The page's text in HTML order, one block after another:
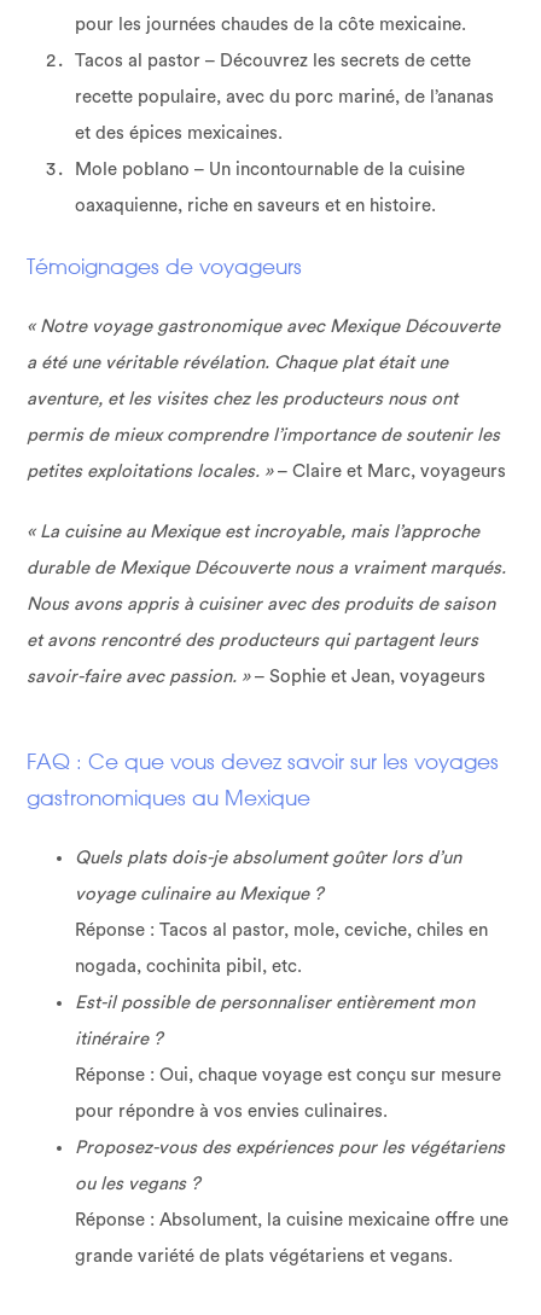
pour les journées chaudes de la côte mexicaine.
Tacos al pastor – Découvrez les secrets de cette
recette populaire, avec du porc mariné, de l’ananas
et des épices mexicaines.
Mole poblano – Un incontournable de la cuisine
oaxaquienne, riche en saveurs et en histoire.
Témoignages de voyageurs
« Notre voyage gastronomique avec Mexique Découverte
a été une véritable révélation. Chaque plat était une
aventure, et les visites chez les producteurs nous ont
permis de mieux comprendre l’importance de soutenir les
petites exploitations locales. »– Claire et Marc, voyageurs
« La cuisine au Mexique est incroyable, mais l’approche
durable de Mexique Découverte nous a vraiment marqués.
Nous avons appris à cuisiner avec des produits de saison
et avons rencontré des producteurs qui partagent leurs
savoir-faire avec passion. »– Sophie et Jean, voyageurs
FAQ : Ce que vous devez savoir sur les voyages
gastronomiques au Mexique
Quels plats dois-je absolument goûter lors d’un
voyage culinaire au Mexique ?
Réponse : Tacos al pastor, mole, ceviche, chiles en
nogada, cochinita pibil, etc.
Est-il possible de personnaliser entièrement mon
itinéraire ?
Réponse : Oui, chaque voyage est conçu sur mesure
pour répondre à vos envies culinaires.
Proposez-vous des expériences pour les végétariens
ou les vegans ?
Réponse : Absolument, la cuisine mexicaine offre une
grande variété de plats végétariens et vegans.